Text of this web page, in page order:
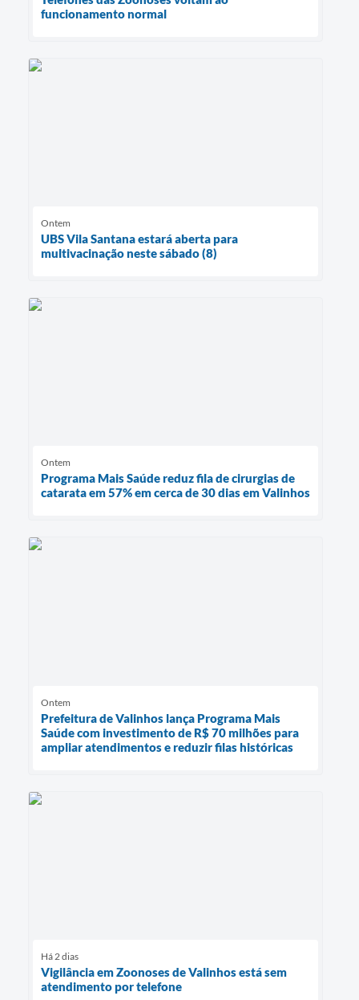
funcionamento normal
Ontem
UBS Vila Santana estará aberta para
multivacinação neste sábado (8)
Ontem
Programa Mais Saúde reduz fila de cirurgias de
catarata em 57% em cerca de 30 dias em Valinhos
Ontem
Prefeitura de Valinhos lança Programa Mais
Saúde com investimento de R$ 70 milhões para
ampliar atendimentos e reduzir filas históricas
Há 2 dias
Vigilância em Zoonoses de Valinhos está sem
atendimento por telefone